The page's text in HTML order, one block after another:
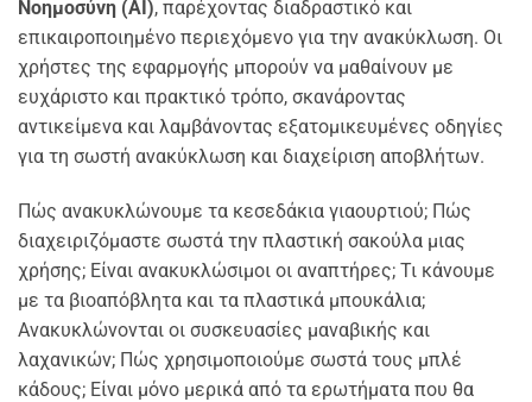
Νοημοσύνη (ΑΙ), παρέχοντας διαδραστικό και
επικαιροποιημένο περιεχόμενο για την ανακύκλωση. Οι
χρήστες της εφαρμογής μπορούν να μαθαίνουν με
ευχάριστο και πρακτικό τρόπο, σκανάροντας
αντικείμενα και λαμβάνοντας εξατομικευμένες οδηγίες
για τη σωστή ανακύκλωση και διαχείριση αποβλήτων.
Πώς ανακυκλώνουμε τα κεσεδάκια γιαουρτιού; Πώς
διαχειριζόμαστε σωστά την πλαστική σακούλα μιας
χρήσης; Είναι ανακυκλώσιμοι οι αναπτήρες; Τι κάνουμε
με τα βιοαπόβλητα και τα πλαστικά μπουκάλια;
Ανακυκλώνονται οι συσκευασίες μαναβικής και
λαχανικών; Πώς χρησιμοποιούμε σωστά τους μπλέ
κάδους; Είναι μόνο μερικά από τα ερωτήματα που θα